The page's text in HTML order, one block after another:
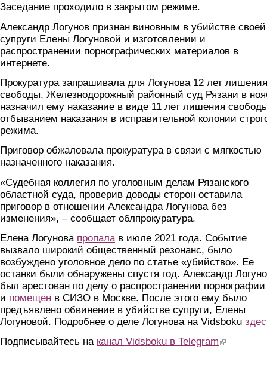
Заседание проходило в закрытом режиме.
Александр Логунов признан виновным в убийстве своей
супруги Елены Логуновой и изготовлении и
распространении порнографических материалов в
интернете.
Прокуратура запрашивала для Логунова 12 лет лишения
свободы, Железнодорожный районный суд Рязани в
назначил ему наказание в виде 11 лет лишения
отбыванием наказания в исправительной колонии
режима.
Приговор обжаловала прокуратура в связи с мягкостью
назначенного наказания.
«Судебная коллегия по уголовным делам Рязанского
областной суда, проверив доводы сторон оставила
приговор в отношении Александра Логунова без
изменения», – сообщает облпрокуратура.
Елена Логунова пропалав июле 2021 года. Событие
вызвало широкий общественный резонанс, было
возбуждено уголовное дело по статье «убийство». Ее
останки были обнаружены спустя год. Александр
был арестован по делу о распространении порнографии
и помещен в СИЗО в Москве. После этого ему было
предъявлено обвинение в убийстве супруги, Елены
Логуновой. Подробнее о деле Логунова на Vidsboku
Подписывайтесь на канал Vidsboku в Telegram (link is